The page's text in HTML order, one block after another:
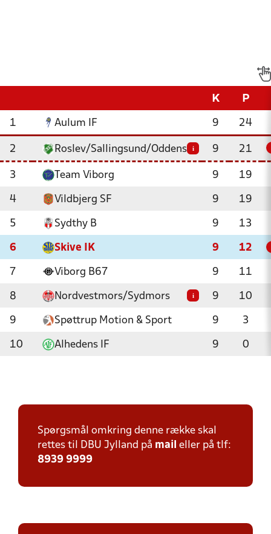
K P
1 Aulum IF 9 24
2 Roslev/Sallingsund/Oddense i 9 21
3 Team Viborg 9 19
4 Vildbjerg SF 9 19
5 Sydthy B 9 13
6 Skive IK 9 12
7 Viborg B67 9 11
8 Nordvestmors/Sydmors i 9 10
9 Spøttrup Motion & Sport 9 3
10 Alhedens IF 9 0
Spørgsmål omkring denne række skal
rettes til DBU Jylland på mail eller på tlf:
8939 9999